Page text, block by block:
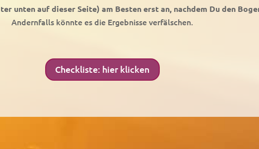
unten auf dieser Seite) am Besten erst an, nachdem Du den
Andernfalls könnte es die Ergebnisse verfälschen.
Checkliste: hier klicken